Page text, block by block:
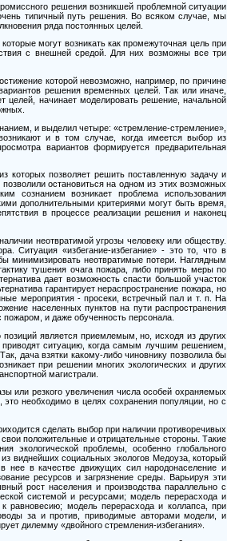
решения возникшей проблемной ситуации
типичный путь решения. Во всяком случае, мы
ряда постоянных целей.
могут возникать как промежуточная цель при
с внешней средой. Для них возможны все три
которой невозможно, например, по причине
решения временных целей. Так или иначе,
целей, начинает моделировать решение, начальной
и выделил четыре: «стремление-стремление»,
возникают и в том случае, когда имеется выбор из
вариантов формируется предварительная
которых позволяет решить поставленную задачу и
остановиться на одном из этих возможных
сознанием возникает проблема использования
дополнительными критериями могут быть время,
в процессе реализации решения и наконец
неотвратимой угрозы человеку или обществу.
Ситуация «избегание-избегание» -это то, что в
минимизировать неотвратимые потери. Наглядным
тушения очага пожара, либо принять меры по
дает возможность спасти большой участок
гарантирует нераспространение пожара, но
мероприятия-просеки, встречный пал и т. п. На
населенных пунктов на пути распространения
и даже обученность персонала.
является приемлемым, но, исходя из других
ситуацию, когда самым лучшим решением,
дача взятки какому-либо чиновнику позволила бы
при решении многих экологических и других
магистрали.
или резкого увеличения числа особей охраняемых
необходимо в целях сохранения популяции, но с
сделать выбор при наличии противоречивых
положительные и отрицательные стороны. Такие
экологической проблемы, особенно глобального
виднейших социальных экологов Медоуза, который
нее в качестве движущих сил народонаселение и
ресурсов и загрязнение среды. Варьируя эти
рост населения и производства параллельно с
системой и ресурсами; модель перерасхода и
к равновесию; модель перерасхода и коллапса, при
за и против, приводимые авторами модели, и
дилемму «двойного стремления-избегания».